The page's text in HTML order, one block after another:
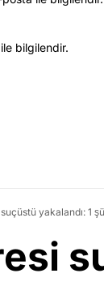
bilgilendir.
yakalandı: 1